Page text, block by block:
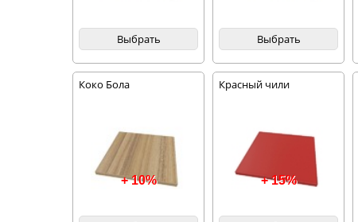
Выбрать Выбрать
Коко Бола
+ 10%
Красный чили
+ 15%